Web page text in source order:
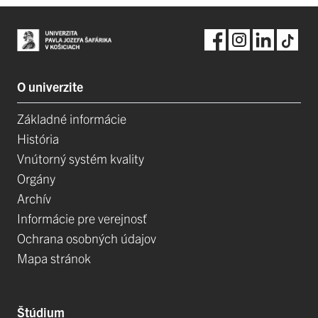
O univerzite
Základné informácie
História
Vnútorný systém kvality
Orgány
Archív
Informácie pre verejnosť
Ochrana osobných údajov
Mapa stránok
Štúdium